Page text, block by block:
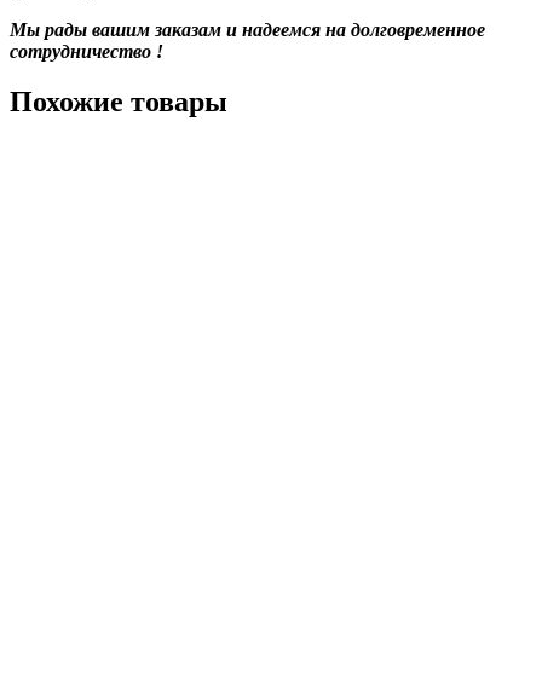
Мы рады вашим заказам и надеемся на долговременное
сотрудничество !
Похожие товары